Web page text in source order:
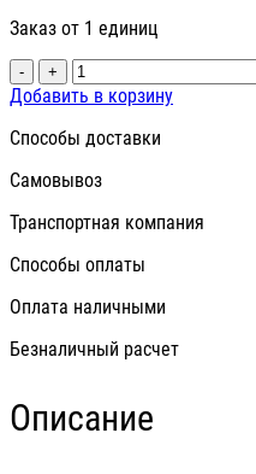
Заказ от 1 единиц
- +
Добавить в корзину
Способы доставки
Самовывоз
Транспортная компания
Способы оплаты
Оплата наличными
Безналичный расчет
Описание